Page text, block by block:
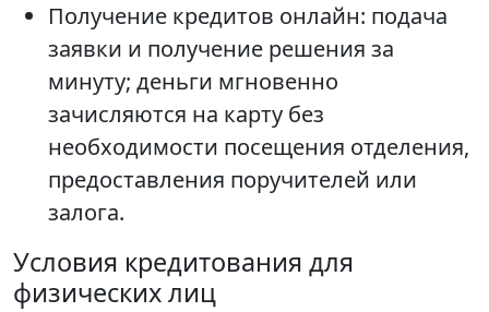
Получение кредитов онлайн: подача
заявки и получение решения за
минуту; деньги мгновенно
зачисляются на карту без
необходимости посещения отделения,
предоставления поручителей или
залога.
Условия кредитования для
физических лиц